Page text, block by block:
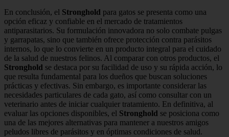
En conclusión, el Stronghold para gatos se presenta como una
opción eficaz y confiable en el mercado de tratamientos
antiparasitarios. Su formulación innovadora no solo combate pulgas
y garrapatas, sino que también ofrece protección contra parásitos
internos, lo que lo convierte en un producto integral para el cuidado
de la salud de nuestros felinos. Al comparar con otros productos, el
Stronghold se destaca por su facilidad de uso y su rápida acción, lo
que resulta fundamental para los dueños que buscan soluciones
prácticas y efectivas. Sin embargo, es importante considerar las
necesidades particulares de cada gato, así como consultar con un
veterinario antes de iniciar cualquier tratamiento. En definitiva, al
evaluar las opciones disponibles, el Stronghold se posiciona como
una de las mejores alternativas para mantener a nuestros amigos
peludos libres de parásitos y en óptimas condiciones de salud.